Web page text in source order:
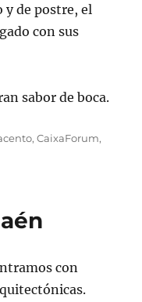
de postre, el
con sus
sabor de boca.
,CaixaForum,
con